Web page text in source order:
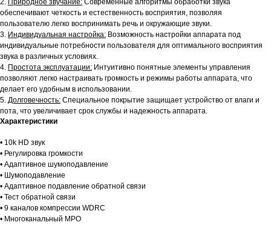
2. Природное звучание: Современные алгоритмы обработки звука
обеспечивают четкость и естественность восприятия, позволяя
пользователю легко воспринимать речь и окружающие звуки.
3. Индивидуальная настройка: Возможность настройки аппарата под
индивидуальные потребности пользователя для оптимального восприятия
звука в различных условиях.
4. Простота эксплуатации: Интуитивно понятные элементы управления
позволяют легко настраивать громкость и режимы работы аппарата, что
делает его удобным в использовании.
5. Долговечность: Специальное покрытие защищает устройство от влаги и
пота, что увеличивает срок службы и надежность аппарата.
Характеристики
• 10k HD звук
• Регулировка громкости
• Адаптивное шумоподавление
• Шумоподавление
• Адаптивное подавление обратной связи
• Тест обратной связи
• 9 каналов компрессии WDRC
• Многоканальный МРО